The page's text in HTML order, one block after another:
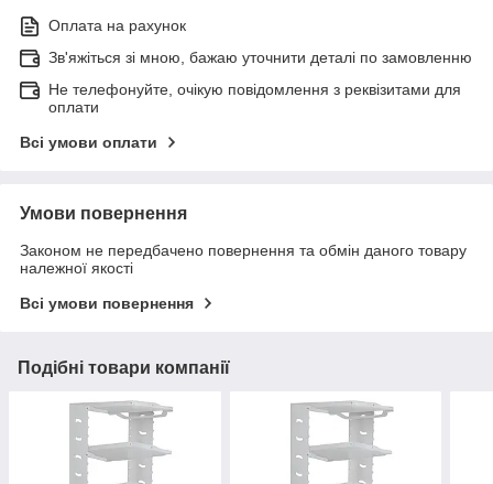
Оплата на рахунок
Зв'яжіться зі мною, бажаю уточнити деталі по замовленню
Не телефонуйте, очікую повідомлення з реквізитами для
оплати
Всі умови оплати
Умови повернення
Законом не передбачено повернення та обмін даного товару
належної якості
Всі умови повернення
Подібні товари компанії